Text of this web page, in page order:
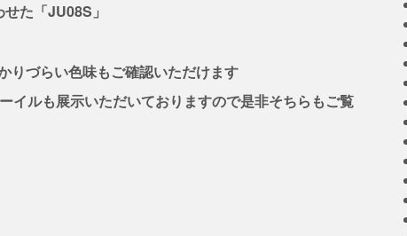
た「JU08S」
りづらい色味もご確認いただけます
ルも展示いただいておりますので是非そちらもご覧